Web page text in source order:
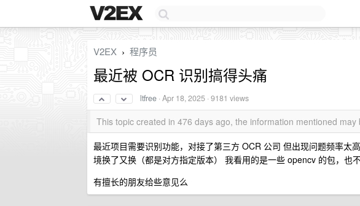
V2EX › 程序员
最近被 OCR 识别搞得头痛
ltfree ·Apr 18, 2025 · 9181 views
This topic created in 476 days ago, the information mentioned
最近项目需要识别功能，对接了第三方 OCR 公司 但出现问题频率太
境换了又换（都是对方指定版本） 我看用的是一些 opencv 的包，也
有擅长的朋友给些意见么